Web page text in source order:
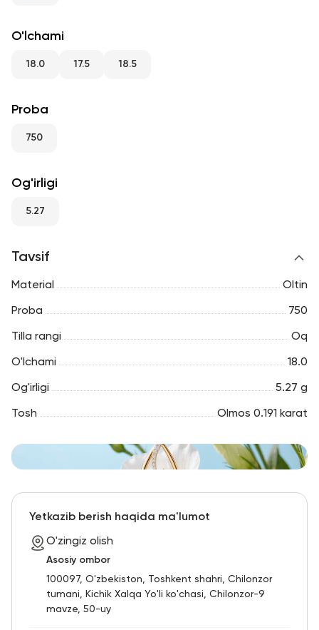
O'lchami
18.0 17.5 18.5
Proba
750
Og'irligi
5.27
Tavsif
Material Oltin
Proba 750
Tilla rangi Oq
O'lchami 18.0
Og'irligi 5.27 g
Tosh Olmos 0.191 karat
Yetkazib berish haqida ma'lumot
O'zingiz olish
Asosiy ombor
100097, O'zbekiston, Toshkent shahri, Chilonzor
tumani, Kichik Xalqa Yo'li ko'chasi, Chilonzor-9
mavze, 50-uy